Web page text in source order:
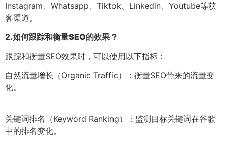
Instagram、Whatsapp、Tiktok、Linkedin、Youtube等获
客渠道。
2.如何跟踪和衡量SEO的效果？
跟踪和衡量SEO效果时，可以使用以下指标：
自然流量增长（Organic Traffic）：衡量SEO带来的流量变
化。
关键词排名（Keyword Ranking）：监测目标关键词在谷歌
中的排名变化。